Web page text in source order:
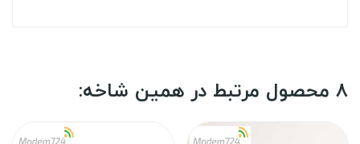
8 محصول مرتبط در همین شاخه: